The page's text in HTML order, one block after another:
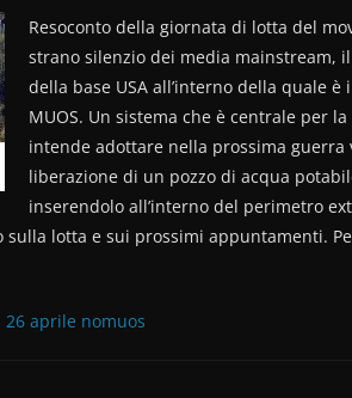
Resoconto della giornata di lotta del
strano silenzio dei media mainstream,
della base USA all’interno della quale
MUOS. Un sistema che è centrale per
intende adottare nella prossima guerra
liberazione di un pozzo di acqua
inserendolo all’interno del perimetro
sulla lotta e sui prossimi appuntamenti.
aprile nomuos